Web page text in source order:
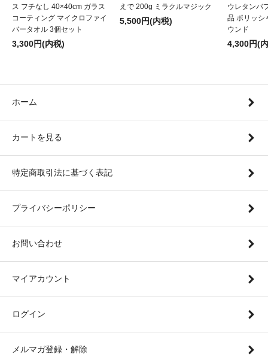
ス フチなし 40×40cm ガラス
コーティング マイクロファイ
バータオル 3個セット
3,300円(内税)
えで 200g ミラクルマジック
5,500円(内税)
ウレタンバ
品 ポリッシ
ウンド
4,300円(
ホーム
カートを見る
特定商取引法に基づく表記
プライバシーポリシー
お問い合わせ
マイアカウント
ログイン
メルマガ登録・解除